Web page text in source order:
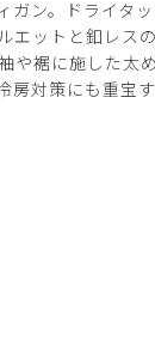
ガン。ドライタ
エットと釦レス
や裾に施した太
対策にも重宝す